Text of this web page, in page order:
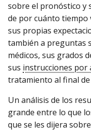
sobre el pronóstico y
de por cuánto tiempo
sus propias
también a preguntas
médicos, sus grados
sus instrucciones por
tratamiento al final de
Un análisis de los
grande entre lo que
que se les dijera